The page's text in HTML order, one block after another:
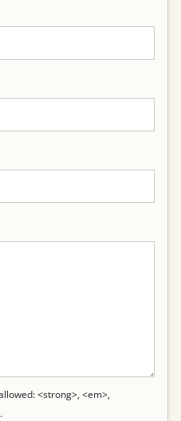
<strong>, <em>,